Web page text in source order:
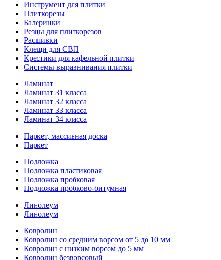
Инструмент для плитки
Плиткорезы
Балеринки
Резцы для плиткорезов
Расшивки
Клещи для СВП
Крестики для кафельной плитки
Системы выравнивания плитки
Ламинат
Ламинат 31 класса
Ламинат 32 класса
Ламинат 33 класса
Ламинат 34 класса
Паркет, массивная доска
Паркет
Подложка
Подложка пластиковая
Подложка пробковая
Подложка пробково-битумная
Линолеум
Линолеум
Ковролин
Ковролин со средним ворсом от 5 до 10 мм
Ковролин с низким ворсом до 5 мм
Ковролин безворсовый